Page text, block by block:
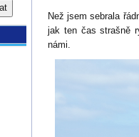
Než jsem sebrala
jak ten čas strašně
námi.